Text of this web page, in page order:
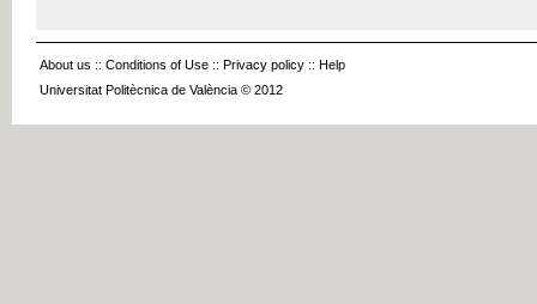
About us :: Conditions of Use :: Privacy policy :: Help
Universitat Politècnica de València © 2012